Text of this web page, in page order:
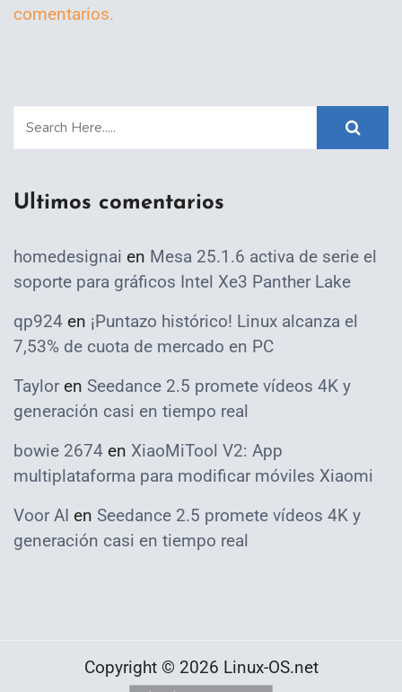
comentarios.
Ultimos comentarios
homedesignai en Mesa 25.1.6 activa de serie el
soporte para gráficos Intel Xe3 Panther Lake
qp924 en ¡Puntazo histórico! Linux alcanza el
7,53% de cuota de mercado en PC
Taylor en Seedance 2.5 promete vídeos 4K y
generación casi en tiempo real
bowie 2674 en XiaoMiTool V2: App
multiplataforma para modificar móviles Xiaomi
Voor AI en Seedance 2.5 promete vídeos 4K y
generación casi en tiempo real
Copyright © 2026 Linux-OS.net